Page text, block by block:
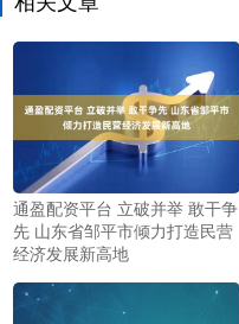
通盈配资平台 立破并举 敢干争
先 山东省邹平市倾力打造民营
经济发展新高地